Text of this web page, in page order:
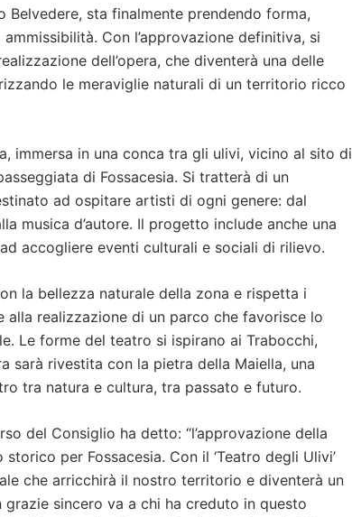
sta finalmente prendendo forma,
Con l’approvazione definitiva, si
dell’opera, che diventerà una delle
le meraviglie naturali di un territorio ricco
immersa in una conca tra gli ulivi, vicino al sito di
di Fossacesia. Si tratterà di un
ad ospitare artisti di ogni genere: dal
musica d’autore. Il progetto include anche una
accogliere eventi culturali e sociali di rilievo.
la bellezza naturale della zona e rispetta i
realizzazione di un parco che favorisce lo
Le forme del teatro si ispirano ai Trabocchi,
sarà rivestita con la pietra della Maiella, una
tra natura e cultura, tra passato e futuro.
del Consiglio ha detto: “l’approvazione della
per Fossacesia. Con il ‘Teatro degli Ulivi’
che arricchirà il nostro territorio e diventerà un
sincero va a chi ha creduto in questo